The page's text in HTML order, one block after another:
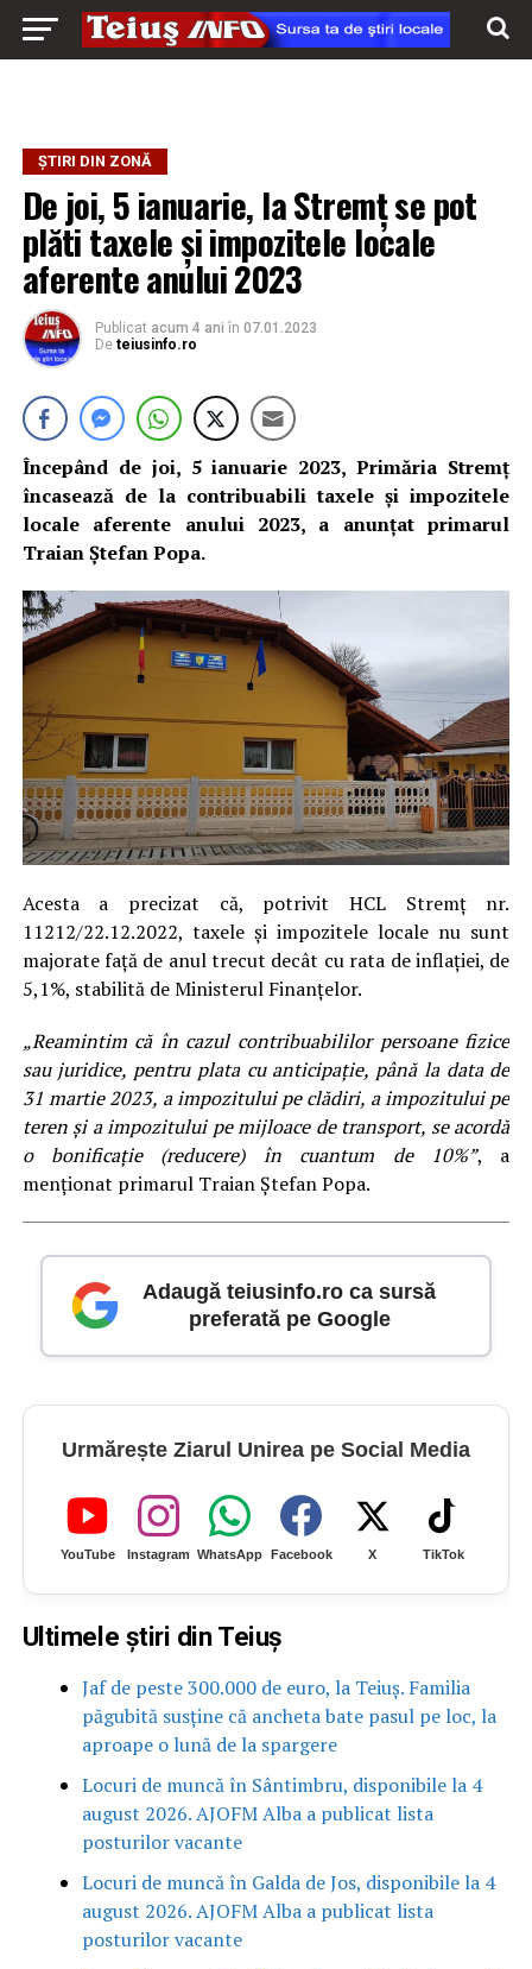
ȘTIRI DIN ZONĂ
De joi, 5 ianuarie, la Stremț se pot
plăti taxele și impozitele locale
aferente anului 2023
Publicat acum 4 ani în 07.01.2023
De teiusinfo.ro
Începând de joi, 5 ianuarie 2023, Primăria Stremţ
încasează de la contribuabili taxele şi impozitele
locale aferente anului 2023, a anunțat primarul
Traian Ștefan Popa.
Acesta a precizat că, potrivit HCL Stremț nr.
11212/22.12.2022, taxele şi impozitele locale nu sunt
majorate faţă de anul trecut decât cu rata de inflaţiei, de
5,1%, stabilită de Ministerul Finanţelor.
„Reamintim că în cazul contribuabililor persoane fizice
sau juridice, pentru plata cu anticipaţie, până la data de
31 martie 2023, a impozitului pe clădiri, a impozitului pe
teren şi a impozitului pe mijloace de transport, se acordă
o bonificaţie (reducere) în cuantum de 10%”, a
menționat primarul Traian Ștefan Popa.
Adaugă teiusinfo.ro ca sursă
preferată pe Google
Urmărește Ziarul Unirea pe Social Media
YouTube Instagram WhatsApp Facebook X TikTok
Ultimele știri din Teiuș
Jaf de peste 300.000 de euro, la Teiuș. Familia
păgubită susține că ancheta bate pasul pe loc, la
aproape o lună de la spargere
Locuri de muncă în Sântimbru, disponibile la 4
august 2026. AJOFM Alba a publicat lista
posturilor vacante
Locuri de muncă în Galda de Jos, disponibile la 4
august 2026. AJOFM Alba a publicat lista
posturilor vacante